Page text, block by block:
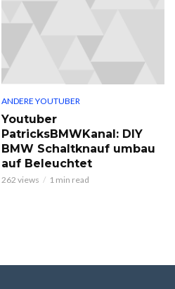
ANDERE YOUTUBER
Youtuber
PatricksBMWKanal: DIY
BMW Schaltknauf umbau
auf Beleuchtet
262 views 1 min read